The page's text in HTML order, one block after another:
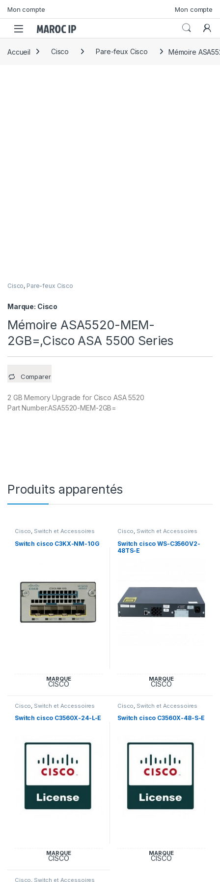
Mon compte Mon compte
Accueil Cisco Pare-feux Cisco Mémoire
Cisco, Pare-feux Cisco
Marque: Cisco
Mémoire ASA5520-MEM-
2GB=,Cisco ASA 5500 Series
Comparer
2 GB Memory Upgrade for Cisco ASA 5520
Part Number:ASA5520-MEM-2GB=
Produits apparentés
Cisco, Switch et Accessoires
Switch cisco C3KX-NM-10G
MARQUE
CISCO
Cisco, Switch et Accessoires
Switch cisco WS-C3560V2-
48TS-E
MARQUE
CISCO
Cisco Switch et Accessoires
Cisco
Switch cisco C3560X-24-L-E
MARQUE
CISCO
Cisco Switch et Accessoires
Cisco
Switch cisco C3560X-48-S-E
MARQUE
CISCO
Cisco, Switch et Accessoires